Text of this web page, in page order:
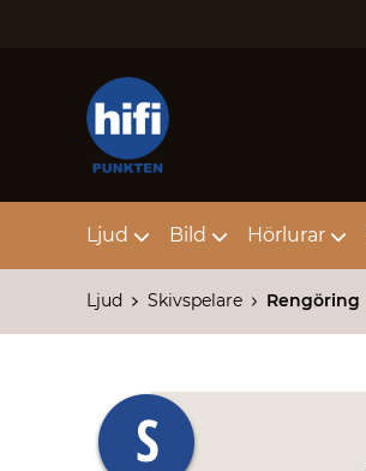
Ljud Bild Hörlurar
Ljud Skivspelare Rengöring